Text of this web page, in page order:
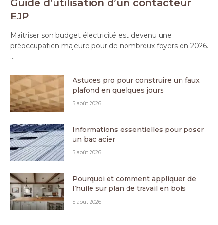
Guide d’utilisation d’un contacteur
EJP
Maîtriser son budget électricité est devenu une
préoccupation majeure pour de nombreux foyers en 2026.
…
Astuces pro pour construire un faux
plafond en quelques jours
6 août 2026
Informations essentielles pour poser
un bac acier
5 août 2026
Pourquoi et comment appliquer de
l’huile sur plan de travail en bois
5 août 2026